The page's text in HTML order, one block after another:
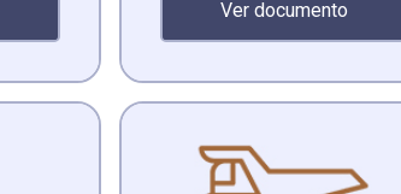
Ver documento